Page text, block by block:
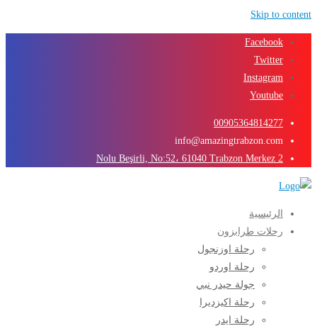
Skip to content
Facebook
Twitter
Instagram
Youtube
00905364814277
info@amazingtrabzon.com
2 Nolu Beşirli, No:52، 61040 Trabzon Merkez
الرئيسية
رحلات طرابزون
رحلة اوزنجول
رحلة اوردو
جولة حيدر نبي
رحلة اكيزديرا
رحلة ايدر